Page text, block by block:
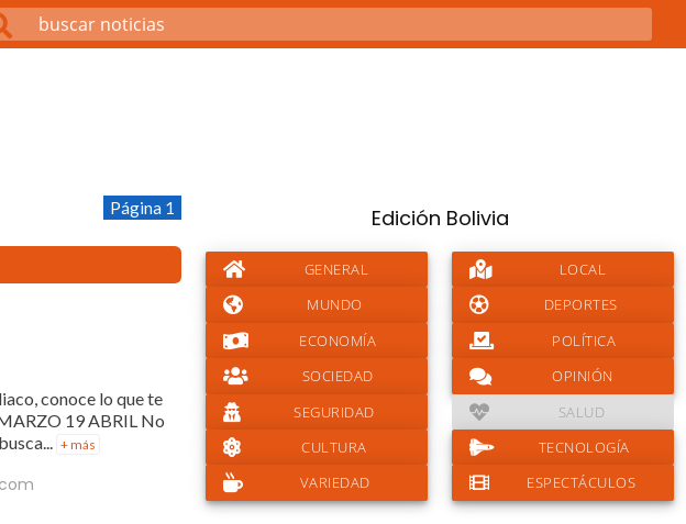
Página 1
conoce lo que te
19 ABRIL No
+ más
Edición Bolivia
GENERAL
LOCAL
MUNDO
DEPORTES
ECONOMÍA
POLÍTICA
SOCIEDAD
OPINIÓN
SEGURIDAD
SALUD
CULTURA
TECNOLOGÍA
VARIEDAD
ESPECTÁCULOS